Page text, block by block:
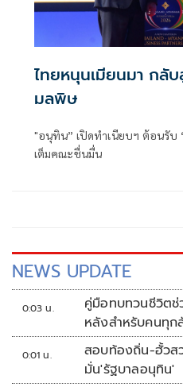
ไทยหนุนเมียนมา กลับสู่‘อาเ
มลพิษ
"อนุทิน” เปิดทำเนียบฯ ต้อนรับ
เต็มคณะชื่นมื่น
NEWS UPDATE
0:03 น.
คู่มือทบทวนชีวิตช่
หลังสำหรับคนทุก
0:01 น.
สอบท้องถิ่น-ฮั้วส
มั่น'รัฐบาลอนุทิน'